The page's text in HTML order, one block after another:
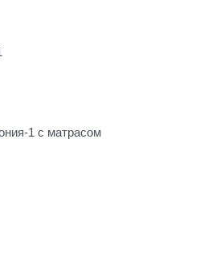
1 с матрасом